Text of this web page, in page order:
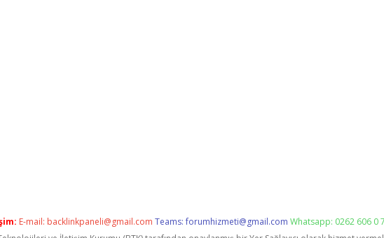
E-mail: backlinkpaneli@gmail.com Teams:forumhizmeti@gmail.com Whatsapp: 0262 606 0